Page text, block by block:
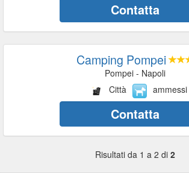
Contatta
Camping Pompei
Pompei - Napoli
Città
ammessi
Contatta
Risultati da 1 a 2 di 2